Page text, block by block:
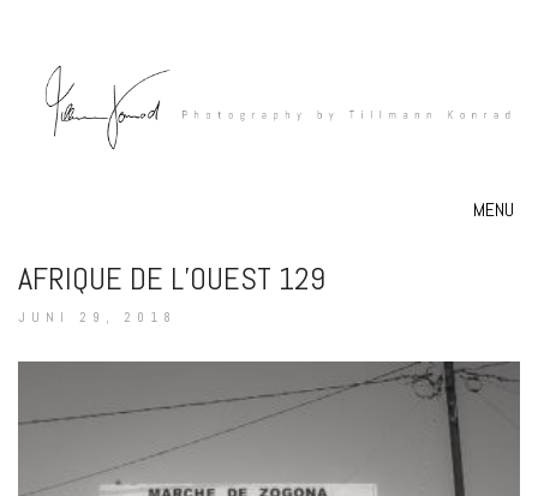
MENU
AFRIQUE DE L’OUEST 129
JUNI 29, 2018